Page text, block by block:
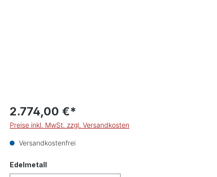
2.774,00 €*
Preise inkl. MwSt. zzgl. Versandkosten
Versandkostenfrei
Edelmetall